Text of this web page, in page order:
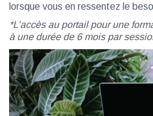
lorsque vous en ressentez le
*L’accès au portail pour une
à une durée de 6 mois par